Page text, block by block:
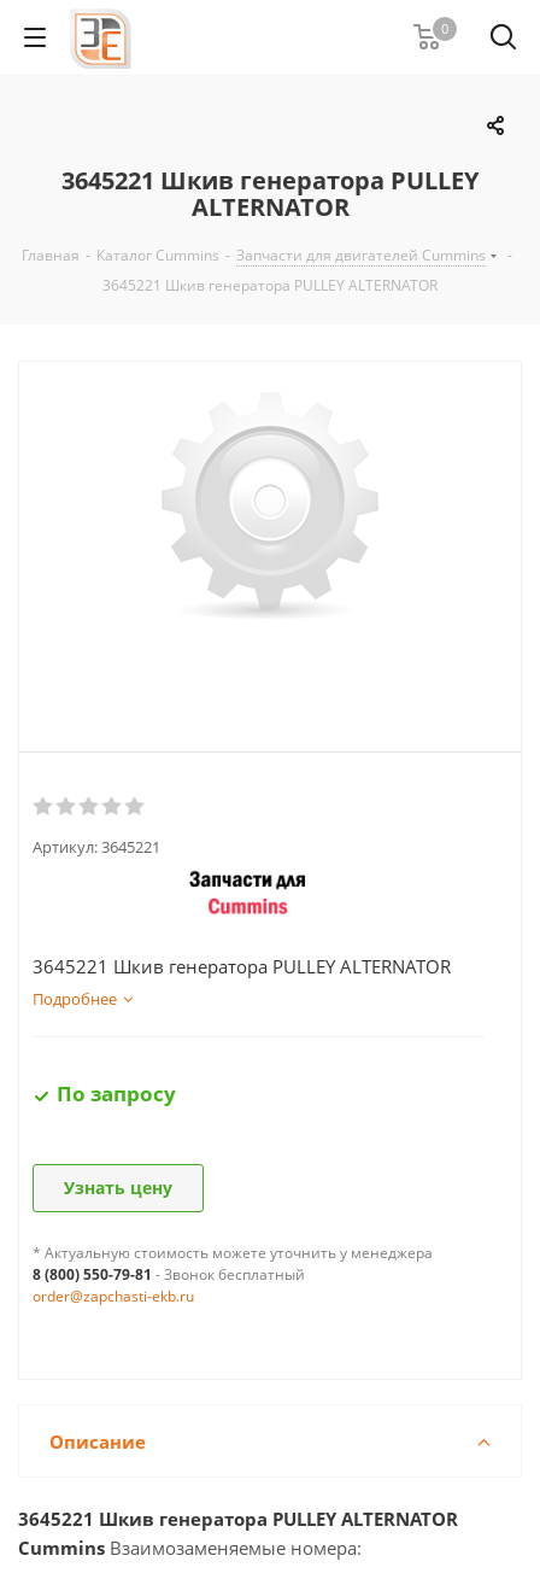
0
3645221 Шкив генератора PULLEY
ALTERNATOR
Главная - Каталог Cummins - Запчасти для двигателей Cummins
-
3645221 Шкив генератора PULLEY ALTERNATOR
Артикул:3645221
3645221 Шкив генератора PULLEY ALTERNATOR
Подробнее
По запросу
Узнать цену
* Актуальную стоимость можете уточнить у менеджера
8 (800) 550-79-81 - Звонок бесплатный
order@zapchasti-ekb.ru
Описание
3645221 Шкив генератора PULLEY ALTERNATOR
Cummins Взаимозаменяемые номера: